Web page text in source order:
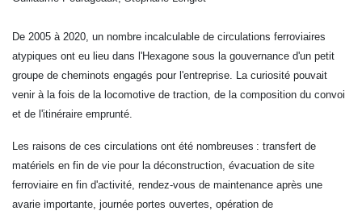
De 2005 à 2020, un nombre incalculable de circulations ferroviaires
atypiques ont eu lieu dans l'Hexagone sous la gouvernance d'un petit
groupe de cheminots engagés pour l'entreprise. La curiosité pouvait
venir à la fois de la locomotive de traction, de la composition du convoi
et de l'itinéraire emprunté.
Les raisons de ces circulations ont été nombreuses : transfert de
matériels en fin de vie pour la déconstruction, évacuation de site
ferroviaire en fin d'activité, rendez-vous de maintenance après une
avarie importante, journée portes ouvertes, opération de